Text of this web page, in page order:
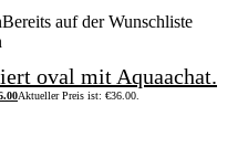
Bereits auf der Wunschliste
oval mit Aquaachat.
Aktueller Preis ist: €36.00.